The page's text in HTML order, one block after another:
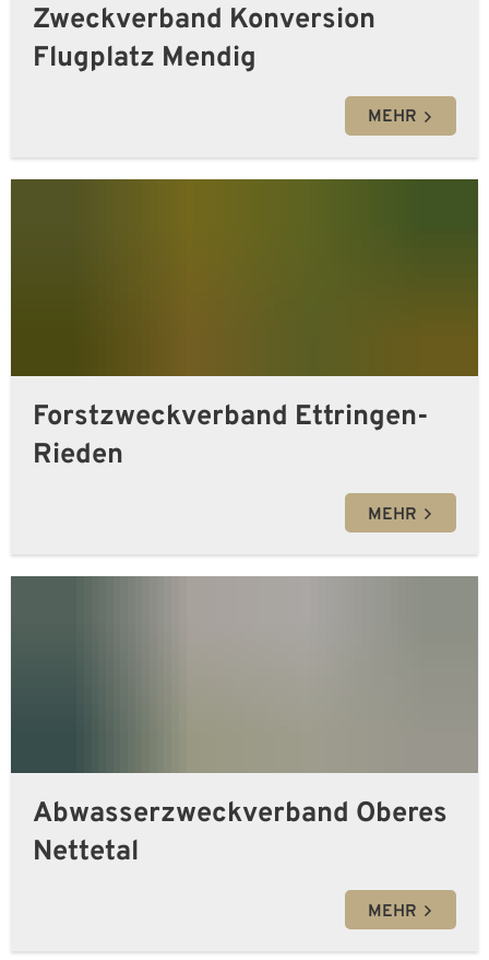
Zweckverband Konversion
Flugplatz Mendig
MEHR
Forstzweckverband Ettringen-
Rieden
MEHR
Abwasserzweckverband Oberes
Nettetal
MEHR